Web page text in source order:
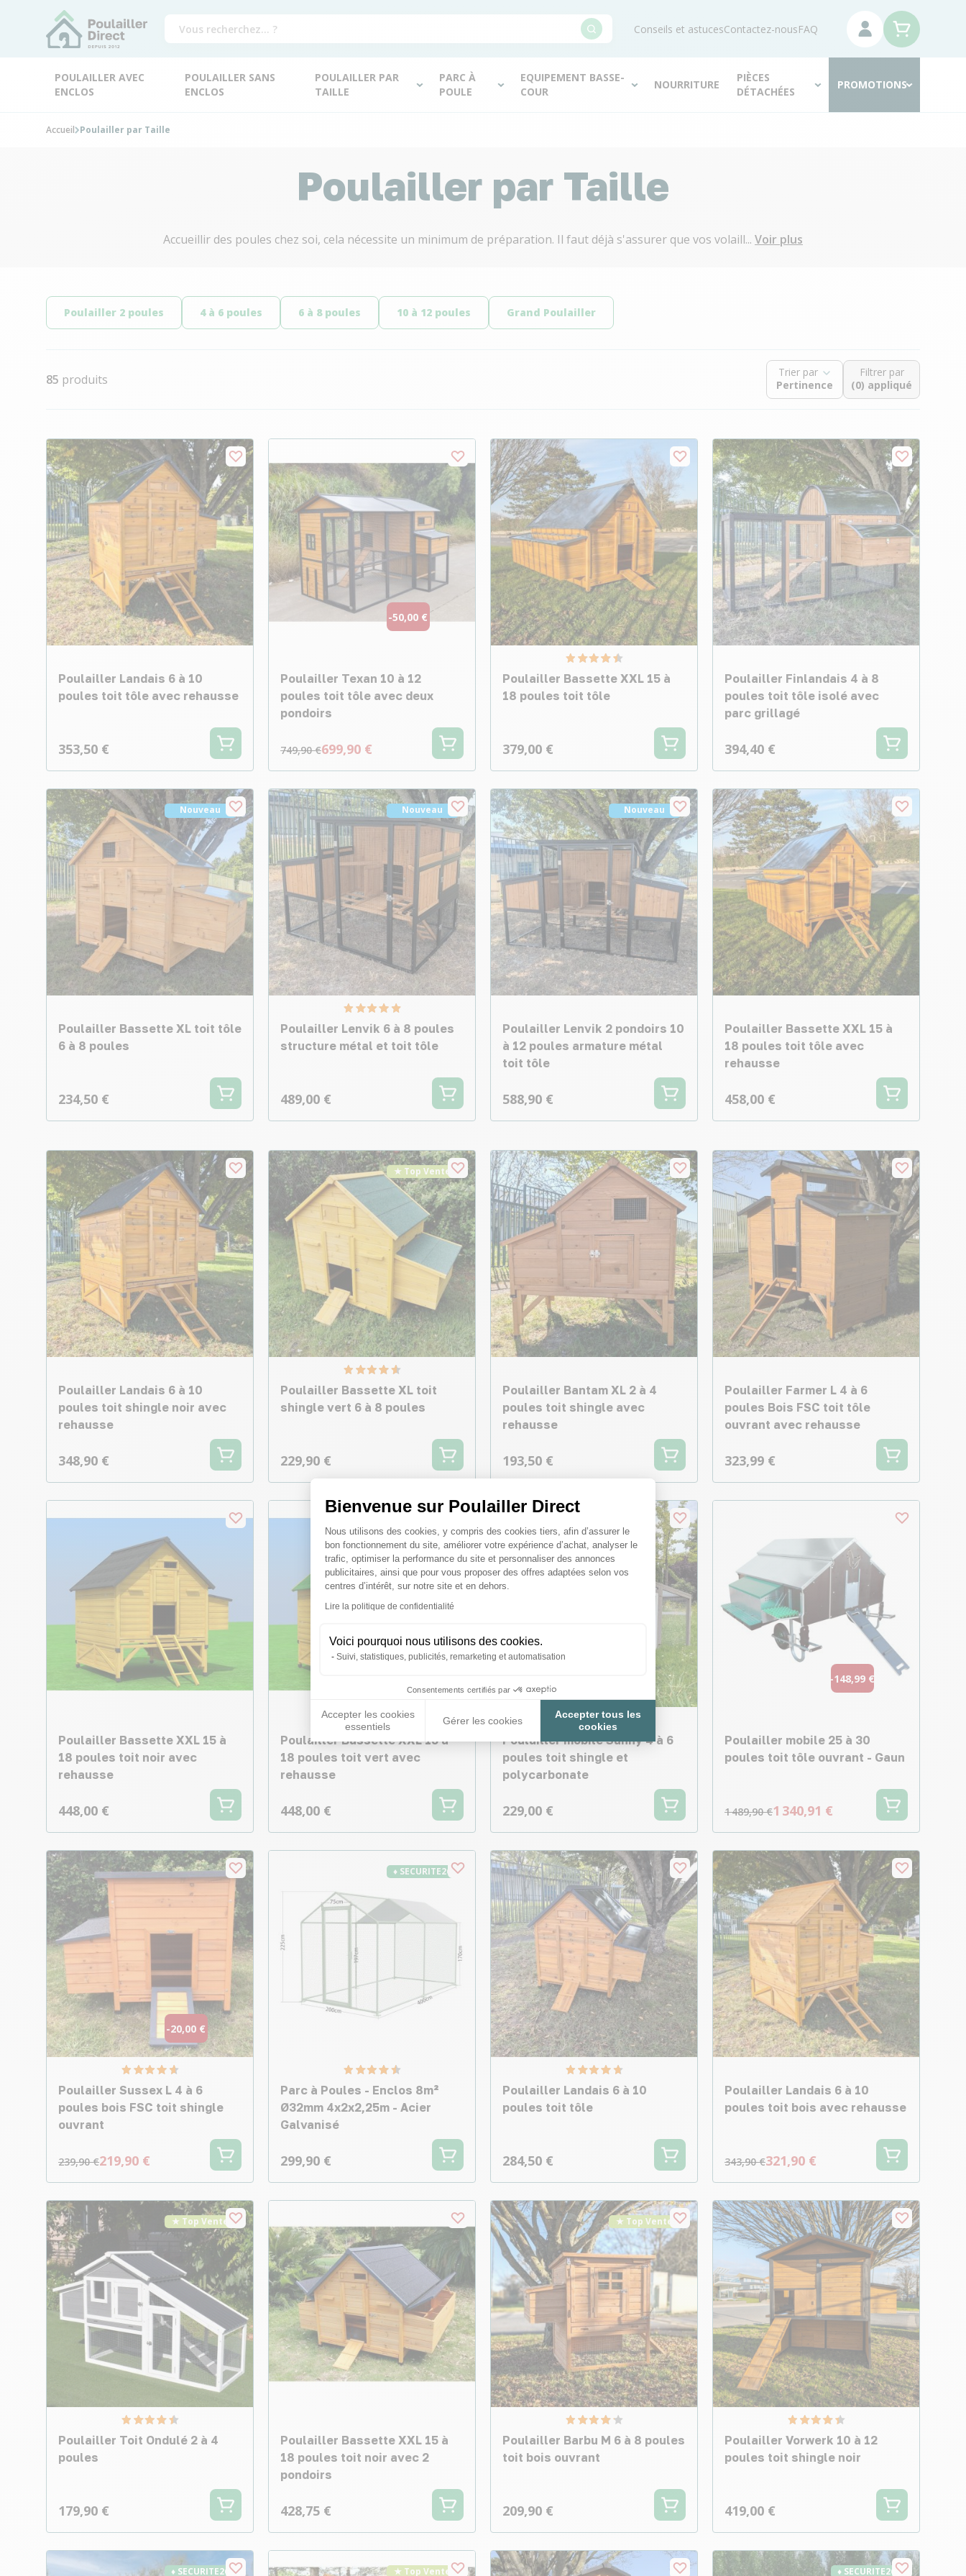
Bienvenue sur Poulailler Direct
Plateforme de Gestion du Consentement : Personnalisez vos Options
Nous utilisons des cookies, y compris des cookies tiers, afin d’assurer le
bon fonctionnement du site, améliorer votre expérience d’achat, analyser le
trafic, optimiser la performance du site et personnaliser des annonces
publicitaires, ainsi que pour vous proposer des offres adaptées selon vos
centres d’intérêt, sur notre site et en dehors.
Lire la politique de confidentialité
Voici pourquoi nous utilisons des cookies.
Suivi, statistiques, publicités, remarketing et automatisation
Consentements certifiés par
Accepter les cookies
essentiels
Gérer les cookies
Accepter tous les
cookies
Axeptio consent
Conseils et astucesContactez-nousFAQ
POULAILLER AVEC
ENCLOS
POULAILLER SANS
ENCLOS
POULAILLER PAR
TAILLE
PARC À
POULE
EQUIPEMENT BASSE-
COUR
NOURRITURE
PIÈCES
DÉTACHÉES
PROMOTIONS
Accueil Poulailler par Taille
Poulailler par Taille
Accueillir des poules chez soi, cela nécessite un minimum de préparation. Il faut déjà s'assurer que vos volaill... Voir plus
Poulailler 2 poules 4 à 6 poules 6 à 8 poules 10 à 12 poules Grand Poulailler
85 produits Trier par
Filtrer par
(0) appliqué
Poulailler Landais 6 à 10
poules toit tôle avec rehausse
353,50 €
-50,00 €
Poulailler Texan 10 à 12
poules toit tôle avec deux
pondoirs
749,90 €699,90 €
Poulailler Bassette XXL 15 à
18 poules toit tôle
379,00 €
Poulailler Finlandais 4 à 8
poules toit tôle isolé avec
parc grillagé
394,40 €
Nouveau
Poulailler Bassette XL toit tôle
6 à 8 poules
234,50 €
Nouveau
Poulailler Lenvik 6 à 8 poules
structure métal et toit tôle
489,00 €
Nouveau
Poulailler Lenvik 2 pondoirs 10
à 12 poules armature métal
toit tôle
588,90 €
Poulailler Bassette XXL 15 à
18 poules toit tôle avec
rehausse
458,00 €
Poulailler Landais 6 à 10
poules toit shingle noir avec
rehausse
348,90 €
★ Top Vente
Poulailler Bassette XL toit
shingle vert 6 à 8 poules
229,90 €
Poulailler Bantam XL 2 à 4
poules toit shingle avec
rehausse
193,50 €
Poulailler Farmer L 4 à 6
poules Bois FSC toit tôle
ouvrant avec rehausse
323,99 €
Poulailler Bassette XXL 15 à
18 poules toit noir avec
rehausse
448,00 €
Poulailler Bassette XXL 15 à
18 poules toit vert avec
rehausse
448,00 €
Poulailler mobile Sunny 4 à 6
poules toit shingle et
polycarbonate
229,00 €
-148,99 €
Poulailler mobile 25 à 30
poules toit tôle ouvrant - Gaun
1 489,90 €1 340,91 €
-20,00 €
Poulailler Sussex L 4 à 6
poules bois FSC toit shingle
ouvrant
239,90 €219,90 €
♦ SECURITE26
Parc à Poules - Enclos 8m²
Ø32mm 4x2x2,25m - Acier
Galvanisé
299,90 €
Poulailler Landais 6 à 10
poules toit tôle
284,50 €
Poulailler Landais 6 à 10
poules toit bois avec rehausse
343,90 €321,90 €
★ Top Vente
Poulailler Toit Ondulé 2 à 4
poules
179,90 €
Poulailler Bassette XXL 15 à
18 poules toit noir avec 2
pondoirs
428,75 €
★ Top Vente
Poulailler Barbu M 6 à 8 poules
toit bois ouvrant
209,90 €
Poulailler Vorwerk 10 à 12
poules toit shingle noir
419,00 €
♦ SECURITE26 ★ Top Vente ♦ SECURITE26